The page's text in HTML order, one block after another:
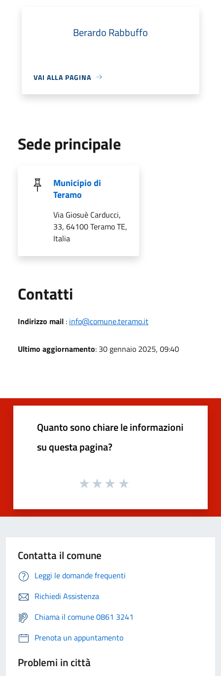
Berardo Rabbuffo
VAI ALLA PAGINA
Sede principale
Municipio di
Teramo
Via Giosuè Carducci,
33, 64100 Teramo TE,
Italia
Contatti
Indirizzo mail : info@comune.teramo.it
Ultimo aggiornamento: 30 gennaio 2025, 09:40
Quanto sono chiare le informazioni
su questa pagina?
Contatta il comune
Leggi le domande frequenti
Richiedi Assistenza
Chiama il comune 0861 3241
Prenota un appuntamento
Problemi in città